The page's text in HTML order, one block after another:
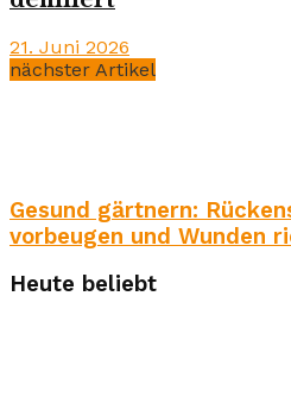
21. Juni 2026
nächster Artikel
Gesund gärtnern:
vorbeugen und Wunden
Heute beliebt